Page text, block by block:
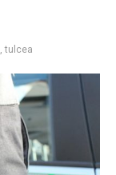
,tulcea